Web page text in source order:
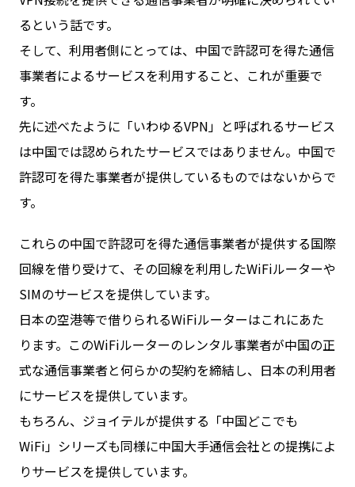
るという話です。
そして、利用者側にとっては、中国で許認可を得た通信
事業者によるサービスを利用すること、これが重要で
す。
先に述べたように「いわゆるVPN」と呼ばれるサービス
は中国では認められたサービスではありません。中国で
許認可を得た事業者が提供しているものではないからで
す。
これらの中国で許認可を得た通信事業者が提供する国際
回線を借り受けて、その回線を利用したWiFiルーターや
SIMのサービスを提供しています。
日本の空港等で借りられるWiFiルーターはこれにあた
ります。このWiFiルーターのレンタル事業者が中国の正
式な通信事業者と何らかの契約を締結し、日本の利用者
にサービスを提供しています。
もちろん、ジョイテルが提供する「中国どこでも
WiFi」シリーズも同様に中国大手通信会社との提携によ
りサービスを提供しています。